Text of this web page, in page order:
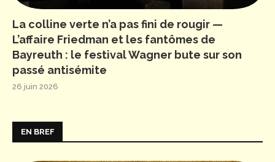
La colline verte n’a pas fini de rougir —
L’affaire Friedman et les fantômes de
Bayreuth : le festival Wagner bute sur son
passé antisémite
26 juin 2026
EN BREF